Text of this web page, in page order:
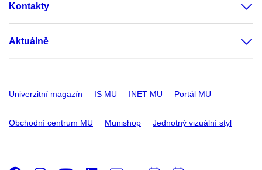
Kontakty
Aktuálně
Univerzitní magazín IS MU INET MU Portál MU
Obchodní centrum MU Munishop Jednotný vizuální styl